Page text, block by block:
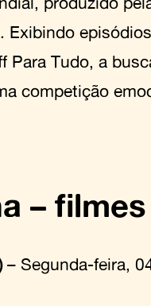
Exibindo
Para Tudo, a
competição
– filmes
– Segunda-feira,